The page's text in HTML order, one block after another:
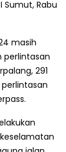
Sumut, Rabu
masih
perlintasan
291